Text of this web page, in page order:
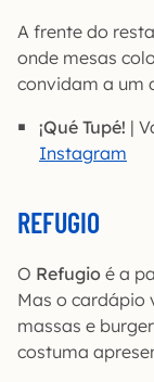
A frente do
onde mesas
convidam a um
¡Qué Tupé! |
Instagram
REFUGIO
O Refugio é a
Mas o cardápio
massas e
costuma